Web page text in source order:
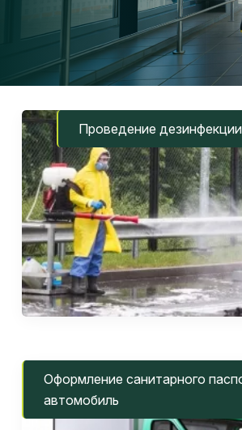
Проведение
Оформление санитарного
автомобиль